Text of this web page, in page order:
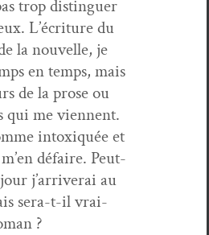
trop dis­tinguer
L’écriture du
la nou­velle, je
en temps, mais
de la prose ou
qui me vien­nent.
intox­iquée et
défaire. Peut-
j’arriverai au
sera-t-il vrai­
?